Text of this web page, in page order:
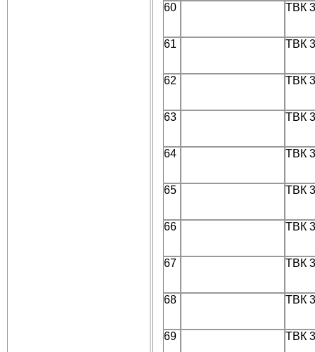
60 ТВК
61 ТВК
62 ТВК
63 ТВК
64 ТВК
65 ТВК
66 ТВК
67 ТВК
68 ТВК
69 ТВК